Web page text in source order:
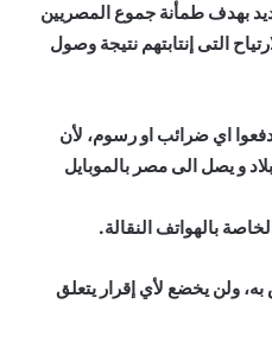
بهدف طمأنة جموع المصريين
التى إنتابتهم نتيجة وصول
اي ضرائب او رسوم، لأن
و يصل الى مصر بالموبايل
بالهواتف النقالة.
ولن يخضع لأي إقرار يتعلق